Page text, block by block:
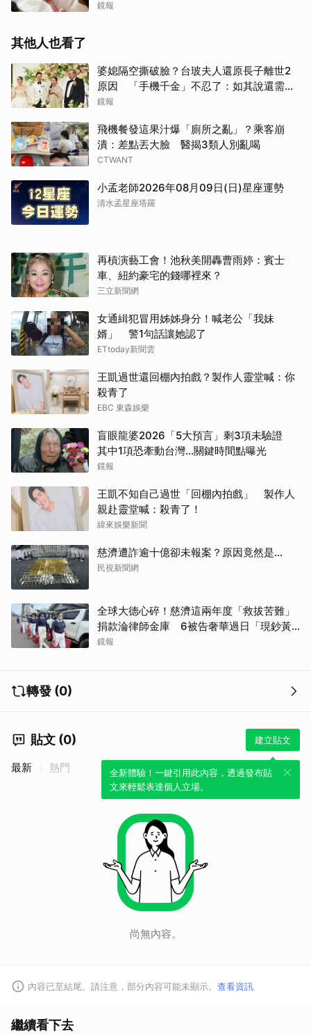
鏡報
其他人也看了
婆媳隔空撕破臉？台玻夫人還原長子離世2
原因 「手機千金」不忍了：如其說還需要
離開嗎？
鏡報
飛機餐發這果汁爆「廁所之亂」？乘客崩
潰：差點丟大臉 醫揭3類人別亂喝
CTWANT
小孟老師2026年08月09日(日)星座運勢
清水孟星座塔羅
再槓演藝工會！池秋美開轟曹雨婷：賓士
車、紐約豪宅的錢哪裡來？
三立新聞網
女通緝犯冒用姊姊身分！喊老公「我妹
婿」 警1句話讓她認了
ETtoday新聞雲
王凱過世還回棚內拍戲？製作人靈堂喊：你
殺青了
EBC 東森娛樂
盲眼龍婆2026「5大預言」剩3項未驗證
其中1項恐牽動台灣...關鍵時間點曝光
鏡報
王凱不知自己過世「回棚內拍戲」 製作人
親赴靈堂喊：殺青了！
緯來娛樂新聞
慈濟遭詐逾十億卻未報案？原因竟然是...
民視新聞網
全球大德心碎！慈濟這兩年度「救拔苦難」
捐款淪律師金庫 6被告奢華過日「現鈔黃
金淹腳目」
鏡報
轉發 (0)
貼文 (0) 建立貼文
全新體驗！一鍵引用此內容，透過發布貼
文來輕鬆表達個人立場。
最新 熱門
尚無內容。
內容已至結尾。請注意，部分內容可能未顯示。 查看資訊
繼續看下去